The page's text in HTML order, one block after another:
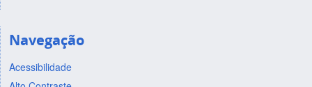
Navegação
Acessibilidade